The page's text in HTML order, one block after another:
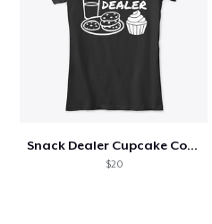
Snack Dealer Cupcake Cookie and Milk
$20